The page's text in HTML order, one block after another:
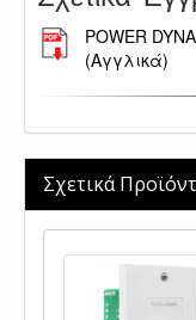
POWER
(Αγγλικά)
Σχετικά